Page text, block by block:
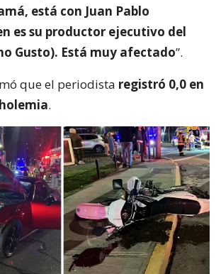
está con Juan Pablo
es su productor ejecutivo del
Gusto). Está muy afectado”.
que el periodista registró 0,0 en
.